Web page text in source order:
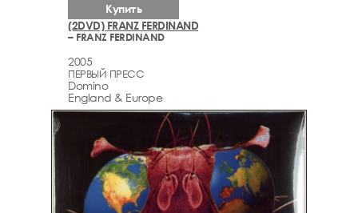
(2DVD) FRANZ FERDINAND
– FRANZ FERDINAND
2005
ПЕРВЫЙ ПРЕСС
Domino
England & Europe
Купить